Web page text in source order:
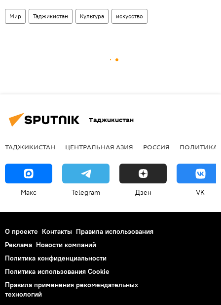
Мир Таджикистан Культура искусство
Таджикистан
ТАДЖИКИСТАН ЦЕНТРАЛЬНАЯ АЗИЯ РОССИЯ ПОЛИТИКА
Макс Telegram Дзен VK
О проекте Контакты Правила использования
Реклама Новости компаний
Политика конфиденциальности
Политика использования Cookie
Правила применения рекомендательных
технологий